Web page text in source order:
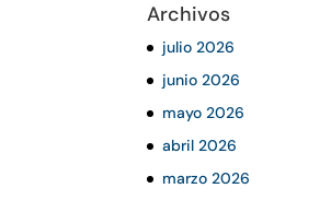
Archivos
julio 2026
junio 2026
mayo 2026
abril 2026
marzo 2026